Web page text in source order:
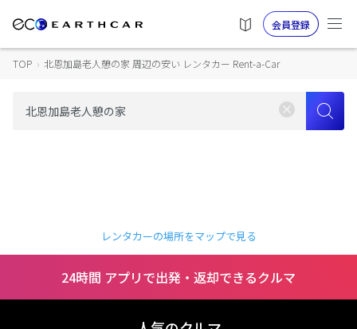
会員登録
TOP › 北恩加島老人憩の家 周辺の安い レンタカー Rent-a-Car
レンタカーの場所をマップで見る
24時間 アプリで出発・返却できるクルマ